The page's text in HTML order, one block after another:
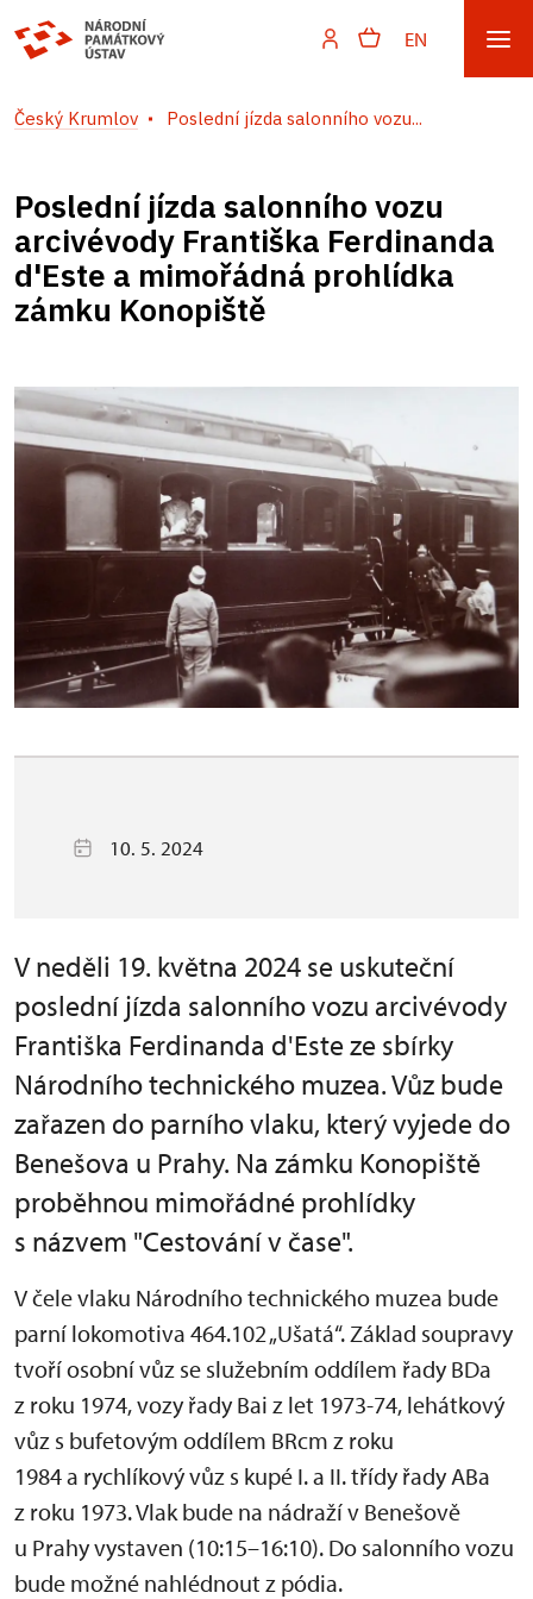
EN
Český Krumlov Poslední jízda salonního vozu...
Poslední jízda salonního vozu
arcivévody Františka Ferdinanda
d'Este a mimořádná prohlídka
zámku Konopiště
10. 5. 2024
V neděli 19. května 2024 se uskuteční
poslední jízda salonního vozu arcivévody
Františka Ferdinanda d'Este ze sbírky
Národního technického muzea. Vůz bude
zařazen do parního vlaku, který vyjede do
Benešova u Prahy. Na zámku Konopiště
proběhnou mimořádné prohlídky
s názvem "Cestování v čase".
V čele vlaku Národního technického muzea bude
parní lokomotiva 464.102 „Ušatá“. Základ soupravy
tvoří osobní vůz se služebním oddílem řady BDa
z roku 1974, vozy řady Bai z let 1973-74, lehátkový
vůz s bufetovým oddílem BRcm z roku
1984 a rychlíkový vůz s kupé I. a II. třídy řady ABa
z roku 1973. Vlak bude na nádraží v Benešově
u Prahy vystaven (10:15–16:10). Do salonního vozu
bude možné nahlédnout z pódia.